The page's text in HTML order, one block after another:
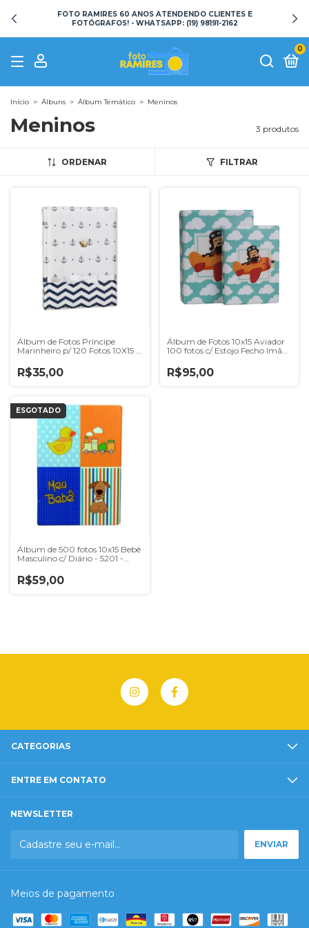
FOTO RAMIRES 60 ANOS ATENDENDO CLIENTES E
FOTÓGRAFOS! - WHATSAPP: (19) 98191-2162
0
Início > Álbuns > Álbum Temático > Meninos
Meninos 3 produtos
ORDENAR FILTRAR
Álbum de Fotos Príncipe
Marinheiro p/ 120 Fotos 10X15 -
R$35,00
Álbum de Fotos 10x15 Aviador
100 fotos c/ Estojo Fecho Imã
R$95,00
ESGOTADO
Álbum de 500 fotos 10x15 Bebê
Masculino c/ Diário - 5201 -
R$59,00
CATEGORIAS
ENTRE EM CONTATO
NEWSLETTER
Meios de pagamento